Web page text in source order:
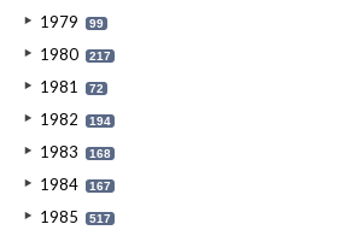
1979 99
1980 217
1981 72
1982 194
1983 168
1984 167
1985 517